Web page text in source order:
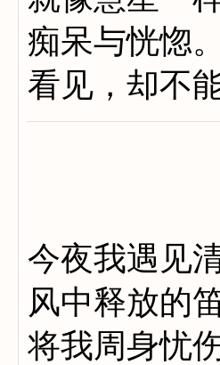
痴呆与恍惚
看见，却不
今夜我遇见
风中释放的
将我周身忧